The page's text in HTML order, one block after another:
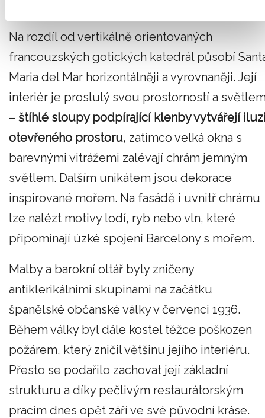
Na rozdíl od vertikálně orientovaných
francouzských gotických katedrál působí
Maria del Mar horizontálněji a vyrovnaněji. Její
interiér je proslulý svou prostorností a
– štíhlé sloupy podpírající klenby vytvářejí
otevřeného prostoru, zatímco velká okna s
barevnými vitrážemi zalévají chrám jemným
světlem. Dalším unikátem jsou dekorace
inspirované mořem. Na fasádě i uvnitř chrámu
lze nalézt motivy lodí, ryb nebo vln, které
připomínají úzké spojení Barcelony s mořem.
Malby a barokní oltář byly zničeny
antiklerikálními skupinami na začátku
španělské občanské války v červenci 1936.
Během války byl dále kostel těžce poškozen
požárem, který zničil většinu jejího interiéru.
Přesto se podařilo zachovat její základní
strukturu a díky pečlivým restaurátorským
pracím dnes opět září ve své původní kráse.